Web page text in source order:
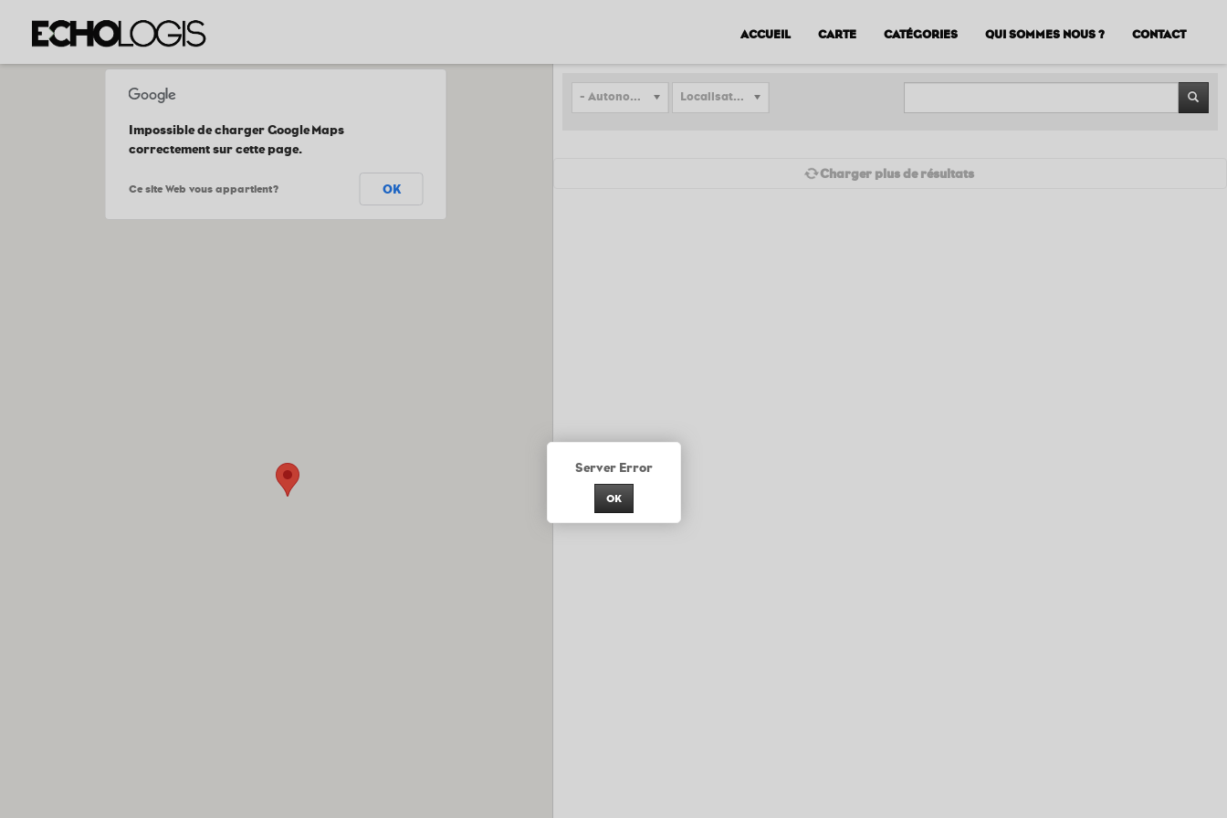
Server Error
ACCUEIL CARTE CATÉGORIES QUI SOMMES NOUS ? CONTACT
Impossible de charger Google Maps
correctement sur cette page.
Ce site Web vous appartient ? OK
- Autonomes Localisation
Charger plus de résultats